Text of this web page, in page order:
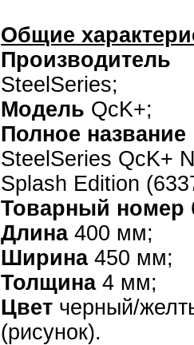
Общие
Производитель
SteelSeries;
Модель QcK+;
Полное название
SteelSeries QcK+
Splash Edition
Товарный номер
Длина400 мм;
Ширина450 мм;
Толщина4 мм;
Цвет черный/
(рисунок).